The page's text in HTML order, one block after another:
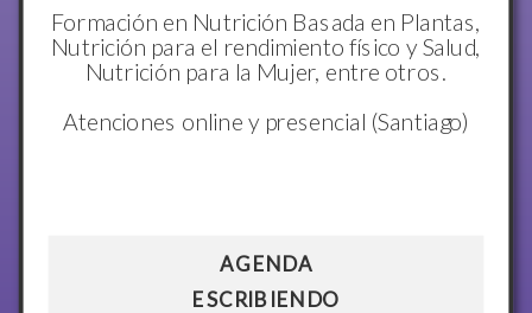
AGENDA
ESCRIBIENDO
Formación en Nutrición Basada en Plantas,
Nutrición para el rendimiento físico y Salud,
Nutrición para la Mujer, entre otros.
Atenciones online y presencial (Santiago)